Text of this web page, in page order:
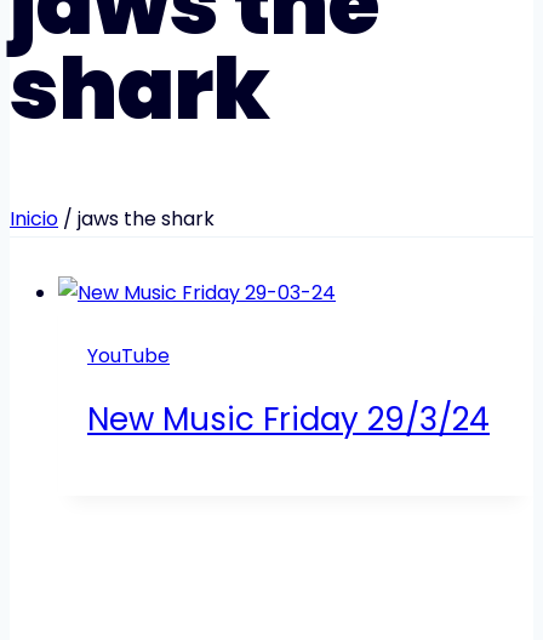
shark
Inicio / jaws the shark
YouTube
New Music Friday 29/3/24